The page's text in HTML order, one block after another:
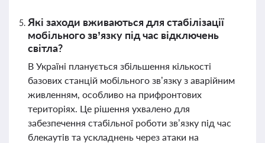
Які заходи вживаються для стабілізації
мобільного зв’язку під час відключень
світла?
В Україні планується збільшення кількості
базових станцій мобільного зв’язку з аварійним
живленням, особливо на прифронтових
територіях. Це рішення ухвалено для
забезпечення стабільної роботи зв’язку під час
блекаутів та ускладнень через атаки на